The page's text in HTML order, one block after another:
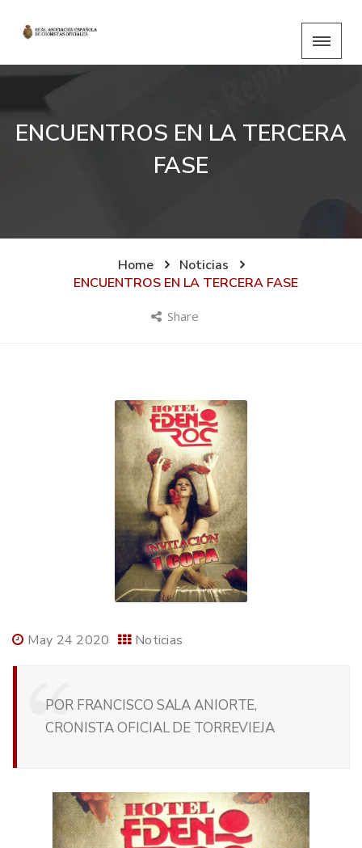
ENCUENTROS EN LA TERCERA
FASE
Home
Noticias
ENCUENTROS EN LA TERCERA FASE
Share
May 24 2020 Noticias
POR FRANCISCO SALA ANIORTE,
CRONISTA OFICIAL DE TORREVIEJA